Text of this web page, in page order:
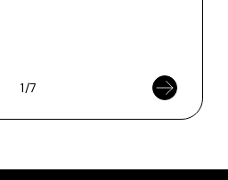
1/7